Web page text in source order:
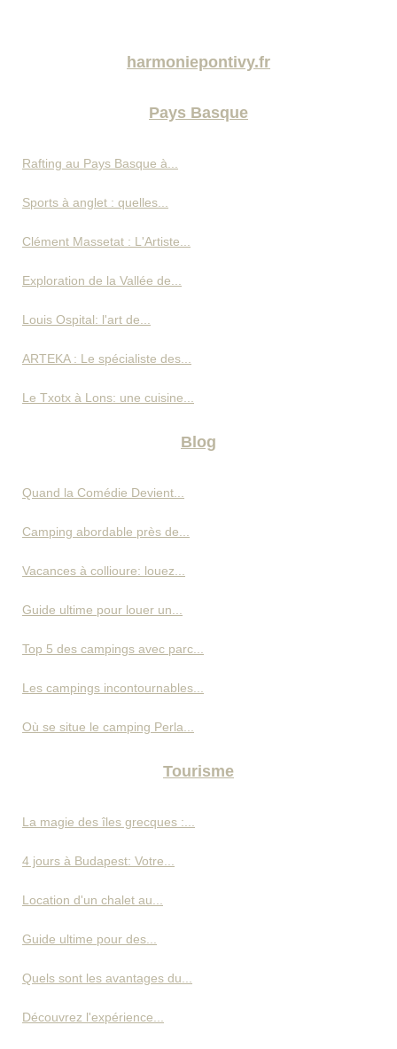
harmoniepontivy.fr
Pays Basque
Rafting au Pays Basque à...
Sports à anglet : quelles...
Clément Massetat : L'Artiste...
Exploration de la Vallée de...
Louis Ospital: l'art de...
ARTEKA : Le spécialiste des...
Le Txotx à Lons: une cuisine...
Blog
Quand la Comédie Devient...
Camping abordable près de...
Vacances à collioure: louez...
Guide ultime pour louer un...
Top 5 des campings avec parc...
Les campings incontournables...
Où se situe le camping Perla...
Tourisme
La magie des îles grecques :...
4 jours à Budapest: Votre...
Location d'un chalet au...
Guide ultime pour des...
Quels sont les avantages du...
Découvrez l'expérience...